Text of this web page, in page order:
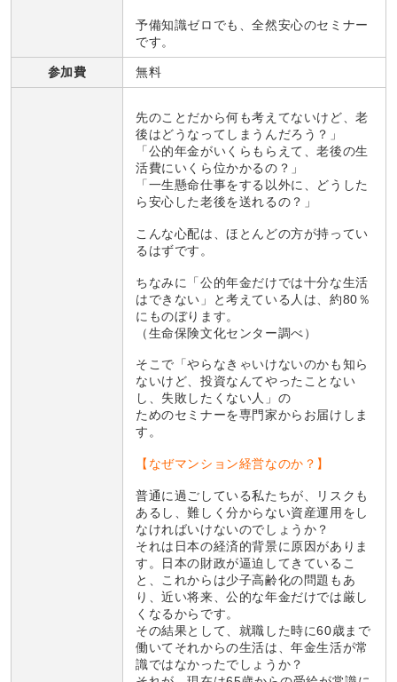
予備知識ゼロでも、全然安心のセミナー
です。
参加費 無料
先のことだから何も考えてないけど、老
後はどうなってしまうんだろう？」
「公的年金がいくらもらえて、老後の生
活費にいくら位かかるの？」
「一生懸命仕事をする以外に、どうした
ら安心した老後を送れるの？」
こんな心配は、ほとんどの方が持ってい
るはずです。
ちなみに「公的年金だけでは十分な生活
はできない」と考えている人は、約80％
にものぼります。
（生命保険文化センター調べ）
そこで「やらなきゃいけないのかも知ら
ないけど、投資なんてやったことない
し、失敗したくない人」の
ためのセミナーを専門家からお届けしま
す。
【なぜマンション経営なのか？】
普通に過ごしている私たちが、リスクも
あるし、難しく分からない資産運用をし
なければいけないのでしょうか？
それは日本の経済的背景に原因がありま
す。日本の財政が逼迫してきているこ
と、これからは少子高齢化の問題もあ
り、近い将来、公的な年金だけでは厳し
くなるからです。
その結果として、就職した時に60歳まで
働いてそれからの生活は、年金生活が常
識ではなかったでしょうか？